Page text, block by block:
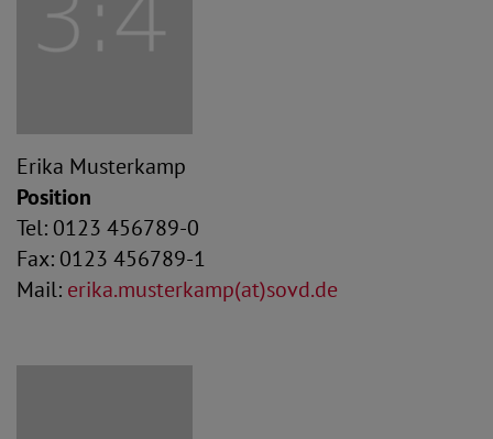
Erika Musterkamp
Position
Tel: 0123 456789-0
Fax: 0123 456789-1
Mail: erika.musterkamp(at)sovd.de